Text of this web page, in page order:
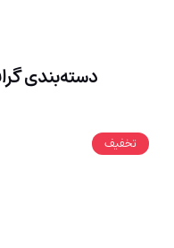
دسته‌بندی
تخفیف